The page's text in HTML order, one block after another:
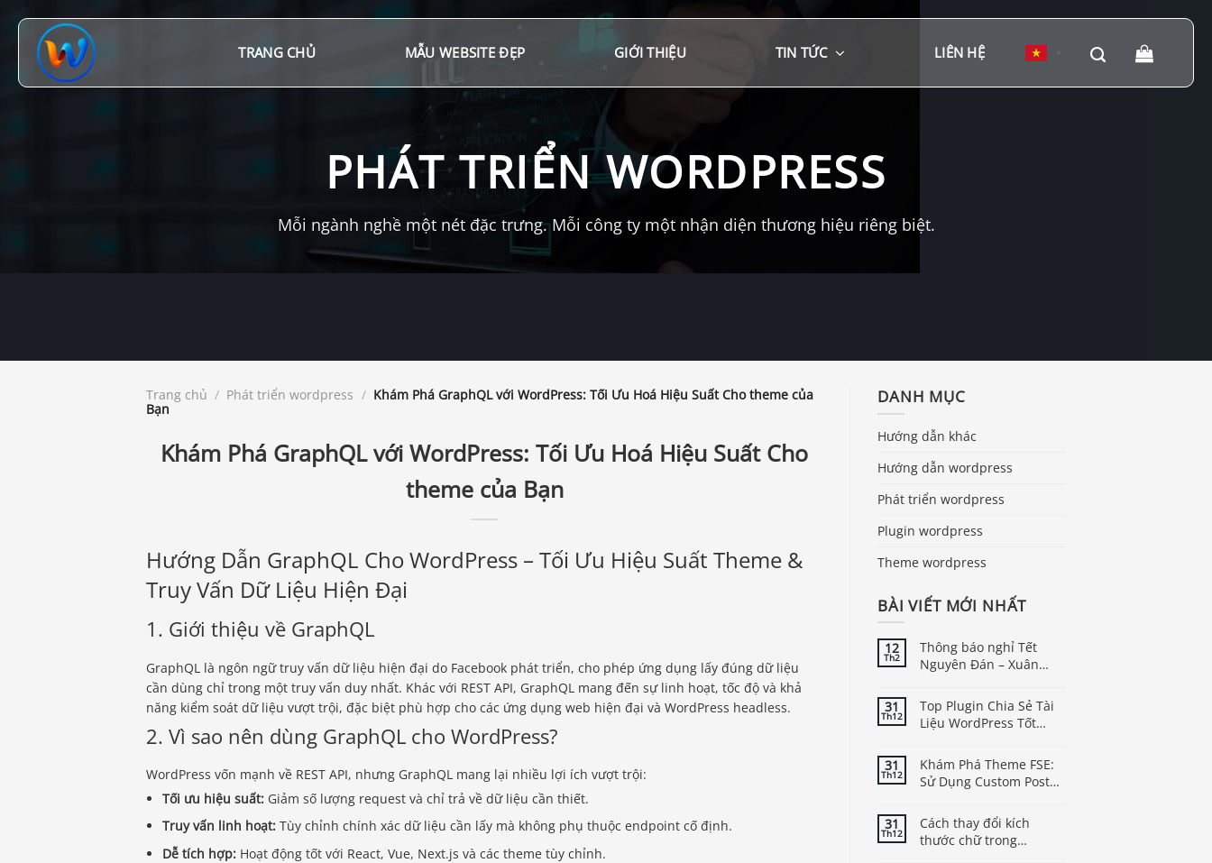
đến
TRANG CHỦ MẪU WEBSITE ĐẸP GIỚI THIỆU TIN TỨC LIÊN HỆ
PHÁT TRIỂN WORDPRESS
Mỗi ngành nghề một nét đặc trưng. Mỗi công ty một nhận diện thương hiệu riêng biệt.
Trang chủ / Phát triển wordpress / Khám Phá GraphQL với WordPress: Tối Ưu Hoá Hiệu Suất Cho theme của
Bạn
Khám Phá GraphQL với WordPress: Tối Ưu Hoá Hiệu Suất Cho
theme của Bạn
Hướng Dẫn GraphQL Cho WordPress – Tối Ưu Hiệu Suất Theme &
Truy Vấn Dữ Liệu Hiện Đại
1. Giới thiệu về GraphQL
GraphQL là ngôn ngữ truy vấn dữ liệu hiện đại do Facebook phát triển, cho phép ứng dụng lấy đúng dữ liệu
cần dùng chỉ trong một truy vấn duy nhất. Khác với REST API, GraphQL mang đến sự linh hoạt, tốc độ và khả
năng kiểm soát dữ liệu vượt trội, đặc biệt phù hợp cho các ứng dụng web hiện đại và WordPress headless.
2. Vì sao nên dùng GraphQL cho WordPress?
WordPress vốn mạnh về REST API, nhưng GraphQL mang lại nhiều lợi ích vượt trội:
Tối ưu hiệu suất: Giảm số lượng request và chỉ trả về dữ liệu cần thiết.
Truy vấn linh hoạt: Tùy chỉnh chính xác dữ liệu cần lấy mà không phụ thuộc endpoint cố định.
Dễ tích hợp: Hoạt động tốt với React, Vue, Next.js và các theme tùy chỉnh.
DANH MỤC
Hướng dẫn khác
Hướng dẫn wordpress
Phát triển wordpress
Plugin wordpress
Theme wordpress
BÀI VIẾT MỚI NHẤT
12
Th2
Thông báo nghỉ Tết
Nguyên Đán – Xuân
31
Th12
Top Plugin Chia Sẻ Tài
Liệu WordPress Tốt
31
Th12
Khám Phá Theme FSE:
Sử Dụng Custom Post
31
Th12
Cách thay đổi kích
thước chữ trong